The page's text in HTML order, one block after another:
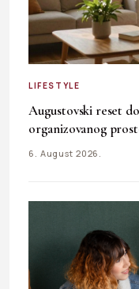
LIFESTYLE
Augustovski reset
organizovanog
6. August 2026.